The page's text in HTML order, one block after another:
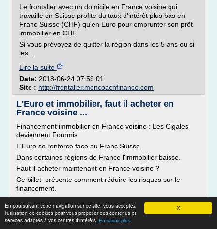
X
En poursuivant votre navigation sur ce site, vous acceptez
l'utilisation de cookies pour vous proposer des contenus et
services adaptés à vos centres d'intérêts. En savoir plus
Le frontalier avec un domicile en France voisine qui
travaille en Suisse profite du taux d'intérêt plus bas en
Franc Suisse (CHF) qu'en Euro pour emprunter son prêt
immobilier en CHF.
Si vous prévoyez de quitter la région dans les 5 ans ou si
les...
Lire la suite
Date: 2018-06-24 07:59:01
Site : http://frontalier.moncoachfinance.com
L'Euro et immobilier, faut il acheter en
France voisine ...
Financement immobilier en France voisine : Les Cigales
deviennent Fourmis
L'Euro se renforce face au Franc Suisse.
Dans certaines régions de France l'immobilier baisse.
Faut il acheter maintenant en France voisine ?
Ce billet présente comment réduire les risques sur le
financement.
Que les "cigales" se préparent à devenir "fourmis" !
Un premier billet a présenté comment réduire les...
Lire la suite